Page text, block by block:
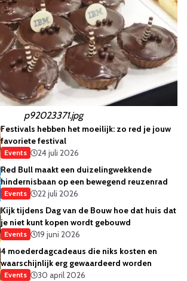
p92023371.jpg
Festivals hebben het moeilijk: zo red je jouw
favoriete festival
Events
24 juli 2026
Red Bull maakt een duizelingwekkende
hindernisbaan op een bewegend reuzenrad
Events
22 juli 2026
Kijk tijdens Dag van de Bouw hoe dat huis dat
je niet kunt kopen wordt gebouwd
Events
19 juni 2026
4 moederdagcadeaus die niks kosten en
waarschijnlijk erg gewaardeerd worden
Events 30 april 2026